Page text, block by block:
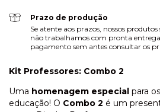
Prazo de produção
Se atente aos prazos, nossos
não trabalhamos com pronta
pagamento sem antes consultar os
Kit Professores: Combo 2
Uma homenagem especial para
educação! O Combo 2 é um